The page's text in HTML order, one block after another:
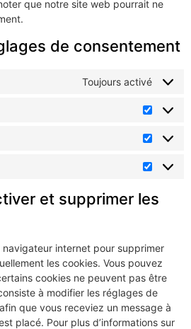
que notre site web pourrait ne
de consentement
Toujours activé
et supprimer les
internet pour supprimer
les cookies. Vous pouvez
cookies ne peuvent pas être
à modifier les réglages de
que vous receviez un message à
placé. Pour plus d’informations sur